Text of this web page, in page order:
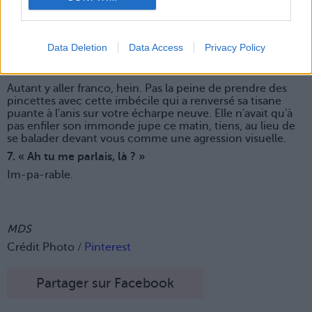
Data Deletion Data Access Privacy Policy
pendant une loooongue journée.
toi mais dans un beau coloris, pas cet espèce de vert
toi. »
Autant y aller franco, hein. Pas la peine de prendre des
pincettes avec cette imbécile qui a renversé sa tisane
puante à l'anis sur votre écharpe neuve. Elle n'avait qu'à
pas enfiler son immonde jupe ce matin, tiens, au lieu de
se balader devant vous comme une agression visuelle.
7. « Ah tu me parlais, là ? »
Im-pa-rable.
MDS
Crédit Photo / Pinterest
Partager sur Facebook